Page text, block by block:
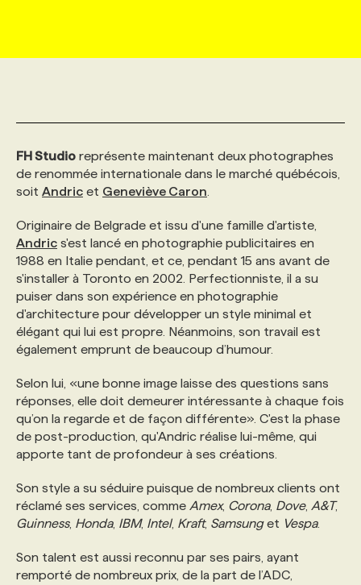
PRIX ET DISTINCTIONS
TENDANCES
GEO/SEO
ÉVÉNEMENTIEL
NOS AUTEUR‧RICES
FAQ
ANNONCEZ AVEC NOUS
FORMATIONS PERSONNALISÉES
NOS FORMATEUR‧RICES
POURQUOI CHOISIR NOS FORMATIONS
NOS TARIFS
PROGRAMMES DE SUBVENTIONS
FAQ
ANNONCEZ AVEC NOUS
NOS TARIFS
NOS EXPERTISES
FAQ
ANNONCEZ AVEC NOUS
FH Studio représente maintenant deux photographes
de renommée internationale dans le marché québécois,
soit Andric et Geneviève Caron
Originaire de Belgrade et issu d'une famille d'artiste,
Andric s'est lancé en photographie publicitaires en
1988 en Italie pendant, et ce, pendant 15 ans avant de
s'installer à Toronto en 2002. Perfectionniste, il a su
puiser dans son expérience en photographie
d'architecture pour développer un style minimal et
élégant qui lui est propre. Néanmoins, son travail est
également emprunt de beaucoup d’humour.
Selon lui, «une bonne image laisse des questions sans
réponses, elle doit demeurer intéressante à chaque fois
qu’on la regarde et de façon différente». C'est la phase
de post-production, qu'Andric réalise lui-même, qui
apporte tant de profondeur à ses créations.
Son style a su séduire puisque de nombreux clients ont
réclamé ses services, comme Amex, Corona, Dove, A&T,
Guinness, Honda, IBM, Intel, Kraft, Samsunget Vespa.
Son talent est aussi reconnu par ses pairs, ayant
remporté de nombreux prix, de la part de l’ADC,